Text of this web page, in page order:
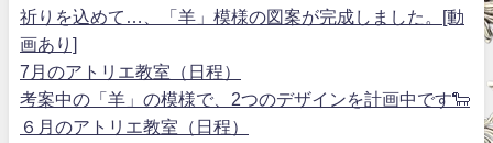
祈りを込めて…、「羊」模様の図案が完成しました。[動
画あり]
7月のアトリエ教室（日程）
考案中の「羊」の模様で、2つのデザインを計画中です🐑
６月のアトリエ教室（日程）